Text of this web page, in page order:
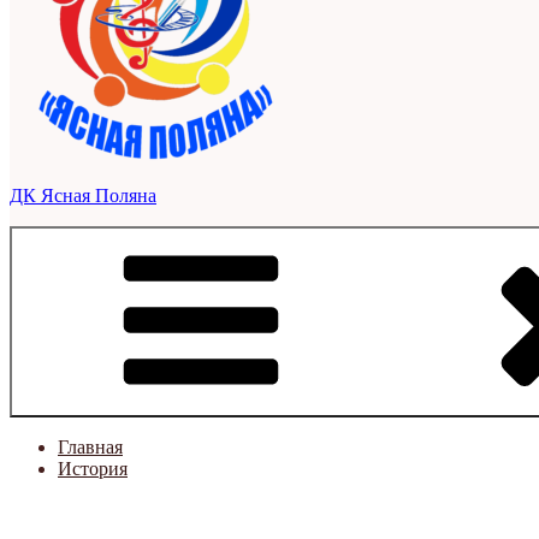
ДК Ясная Поляна
Главная
История